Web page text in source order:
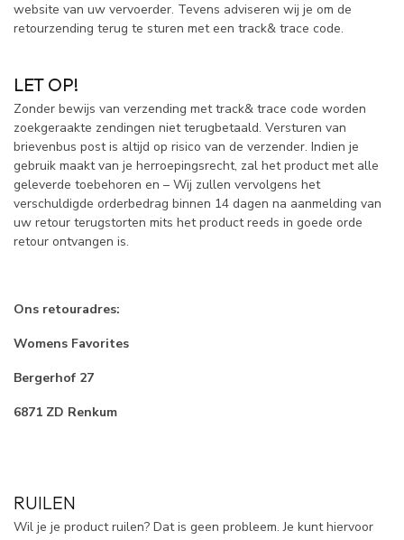
website van uw vervoerder. Tevens adviseren wij je om de
retourzending terug te sturen met een track& trace code.
LET OP!
Zonder bewijs van verzending met track& trace code worden
zoekgeraakte zendingen niet terugbetaald. Versturen van
brievenbus post is altijd op risico van de verzender. Indien je
gebruik maakt van je herroepingsrecht, zal het product met alle
geleverde toebehoren en – Wij zullen vervolgens het
verschuldigde orderbedrag binnen 14 dagen na aanmelding van
uw retour terugstorten mits het product reeds in goede orde
retour ontvangen is.
Ons retouradres:
Womens Favorites
Bergerhof 27
6871 ZD Renkum
RUILEN
Wil je je product ruilen? Dat is geen probleem. Je kunt hiervoor